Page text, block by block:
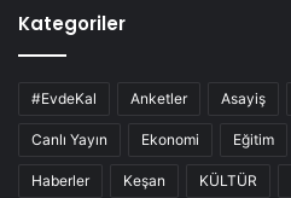
Kategoriler
#EvdeKal Anketler Asayiş
Canlı Yayın Ekonomi Eğitim
Haberler Keşan KÜLTÜR